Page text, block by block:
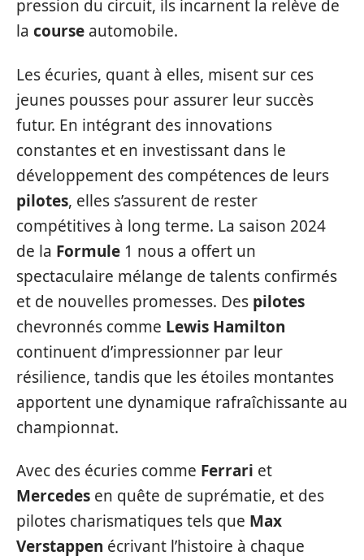
pression du circuit, ils incarnent la relève de
la course automobile.
Les écuries, quant à elles, misent sur ces
jeunes pousses pour assurer leur succès
futur. En intégrant des innovations
constantes et en investissant dans le
développement des compétences de leurs
pilotes, elles s’assurent de rester
compétitives à long terme. La saison 2024
de la Formule 1 nous a offert un
spectaculaire mélange de talents confirmés
et de nouvelles promesses. Des pilotes
chevronnés comme Lewis Hamilton
continuent d’impressionner par leur
résilience, tandis que les étoiles montantes
apportent une dynamique rafraîchissante au
championnat.
Avec des écuries comme Ferrari et
Mercedes en quête de suprématie, et des
pilotes charismatiques tels que Max
Verstappen écrivant l’histoire à chaque